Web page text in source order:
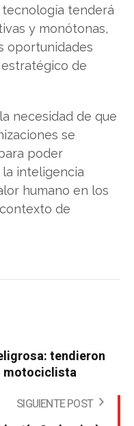
tecnología tenderá
y monótonas,
oportunidades
de
necesidad de que
se
poder
inteligencia
humano en los
de
tendieron
motociclista
SIGUIENTE POST